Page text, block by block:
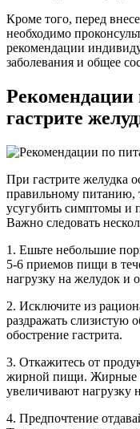
Кроме того, перед
необходимо
рекомендации
заболевания и общее
гастрите
При гастрите желудка
правильному питанию,
усугубить симптомы и
Важно следовать
1. Ешьте небольшие
5-6 приемов пищи в
нагрузку на желудок и
2. Исключите из
раздражать слизистую
обострение гастрита.
3. Откажитесь от
жирной пищи. Жирные
увеличивают нагрузку
4. Предпочтение